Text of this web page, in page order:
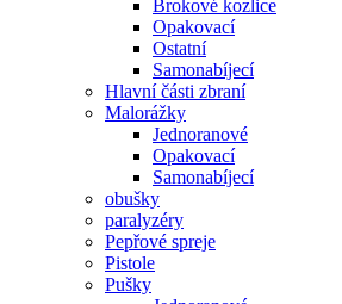
Brokové kozlice
Opakovací
Ostatní
Samonabíjecí
Hlavní části zbraní
Malorážky
Jednoranové
Opakovací
Samonabíjecí
obušky
paralyzéry
Pepřové spreje
Pistole
Pušky